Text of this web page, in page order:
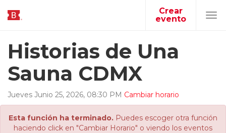
Crear
evento
Historias de Una
Sauna CDMX
Jueves Junio 25, 2026, 08:30 PM Cambiar horario
Esta función ha terminado. Puedes escoger otra función
haciendo click en "Cambiar Horario" o viendo los eventos